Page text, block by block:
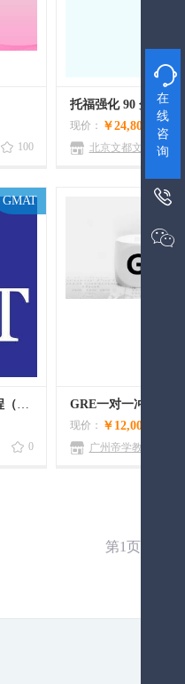
100
托福强化 90 分班
现价： ￥24,800.00
北京文都文化交流
GMAT
0
现价： ￥12,000.00
广州帝学教育科技
第1页,共5页

在
线
咨
询

